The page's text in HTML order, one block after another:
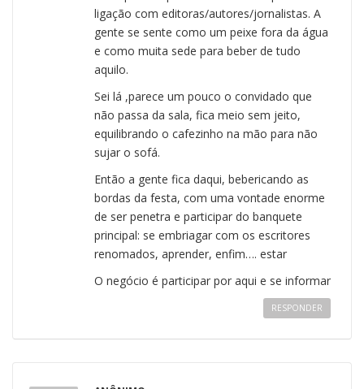
ligação com editoras/autores/jornalistas. A
gente se sente como um peixe fora da água
e como muita sede para beber de tudo
aquilo.
Sei lá ,parece um pouco o convidado que
não passa da sala, fica meio sem jeito,
equilibrando o cafezinho na mão para não
sujar o sofá.
Então a gente fica daqui, bebericando as
bordas da festa, com uma vontade enorme
de ser penetra e participar do banquete
principal: se embriagar com os escritores
renomados, aprender, enfim…. estar
O negócio é participar por aqui e se informar
RESPONDER